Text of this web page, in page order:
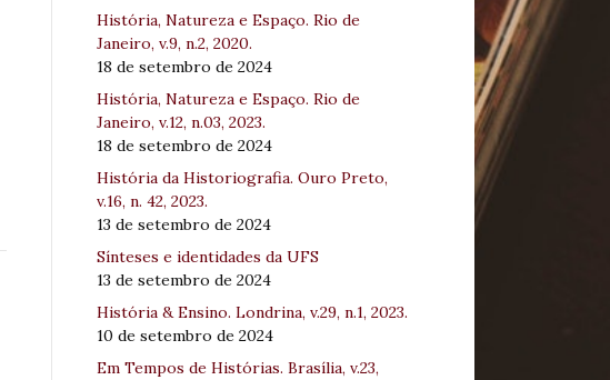
História, Natureza e Espaço. Rio de
Janeiro, v.9, n.2, 2020.
18 de setembro de 2024
História, Natureza e Espaço. Rio de
Janeiro, v.12, n.03, 2023.
18 de setembro de 2024
História da Historiografia. Ouro Preto,
v.16, n. 42, 2023.
13 de setembro de 2024
Sínteses e identidades da UFS
13 de setembro de 2024
História & Ensino. Londrina, v.29, n.1, 2023.
10 de setembro de 2024
Em Tempos de Histórias. Brasília, v.23,